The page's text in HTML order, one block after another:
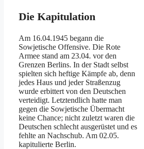
Die Kapitulation
Am 16.04.1945 begann die
Sowjetische Offensive. Die Rote
Armee stand am 23.04. vor den
Grenzen Berlins. In der Stadt selbst
spielten sich heftige Kämpfe ab, denn
jedes Haus und jeder Straßenzug
wurde erbittert von den Deutschen
verteidigt. Letztendlich hatte man
gegen die Sowjetische Übermacht
keine Chance; nicht zuletzt waren die
Deutschen schlecht ausgerüstet und es
fehlte an Nachschub. Am 02.05.
kapitulierte Berlin.